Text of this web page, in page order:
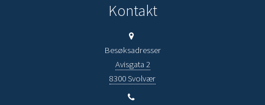
Kontakt
Besøksadresser
Avisgata 2
8300 Svolvær